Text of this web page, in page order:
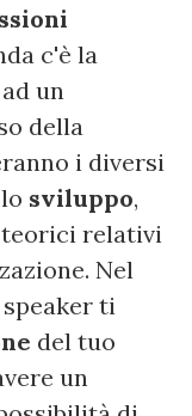
c'è la
un
della
i diversi
sviluppo,
teorici relativi
Nel
ti
del tuo
un